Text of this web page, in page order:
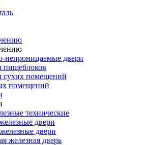
непроницаемые двери
пищеблоков
сухих помещений
помещений
технические
двери
двери
железная дверь